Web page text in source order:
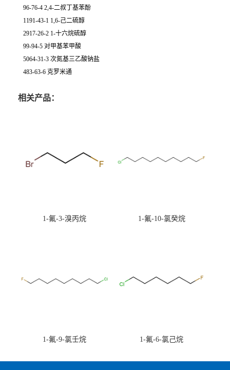
96-76-4 2,4-二叔丁基苯酚
1191-43-1 1,6-己二硫醇
2917-26-2 1-十六烷硫醇
99-94-5 对甲基苯甲酸
5064-31-3 次氮基三乙酸钠盐
483-63-6 克罗米通
相关产品：
1-氟-3-溴丙烷 1-氟-10-氯癸烷
1-氟-9-氯壬烷 1-氟-6-氯己烷